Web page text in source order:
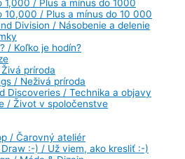
1,000 / Plus a mínus do 1000
10,000 / Plus a mínus do 10 000
Division / Násobenie a delenie
/ Koľko je hodín?
príroda
/ Neživá príroda
Discoveries / Technika a objavy
/ Život v spoločenstve
/ Čarovný ateliér
:-) / Už viem, ako kresliť :-)